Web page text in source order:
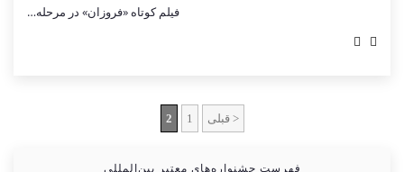
فیلم کوتاه «فروزان» در مرحله…
< قبلی 1
2
فهرست جشنواره‌های معتبر بین‌المللی